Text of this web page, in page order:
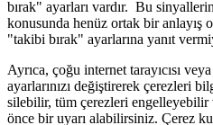
bırak" ayarları vardır. Bu
konusunda henüz ortak bir anlayış
"takibi bırak" ayarlarına yanıt
Ayrıca, çoğu internet tarayıcısı
ayarlarınızı değiştirerek çerezleri
silebilir, tüm çerezleri
önce bir uyarı alabilirsiniz. Çerez